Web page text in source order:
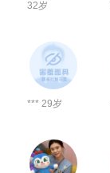
32岁
*** 29岁